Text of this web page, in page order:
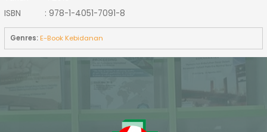
ISBN : 978-1-4051-7091-8
Genres:E-Book Kebidanan